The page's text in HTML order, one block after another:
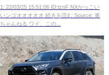
1: 22/03/25 15:51:06 ID:tznF NXかっこい
いンゴオオオオオ 続きを読む Source: 車
ちゃんねる ワイ、この...